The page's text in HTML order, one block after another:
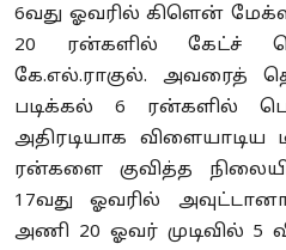
6வது ஓவரில் கிளென்
20 ரன்களில் கேட்ச்
கே.எல்.ராகுல். அவரைத்
படிக்கல் 6 ரன்களில்
அதிரடியாக விளையாடிய
ரன்களை குவித்த
17வது ஓவரில்
அணி 20 ஓவர் முடிவில் 5